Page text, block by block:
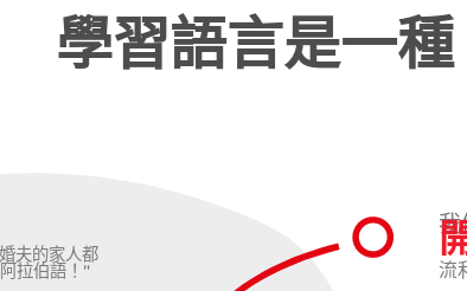
學習語言是一種
夫的家人都
拉伯語！"
我
流